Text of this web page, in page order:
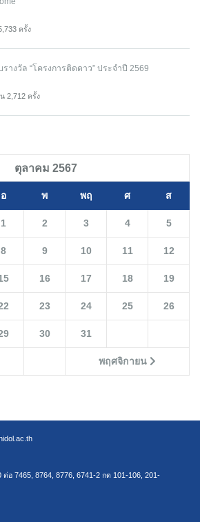
ครั้ง
างวัล “โครงการติดดาว” ประจำปี 2569
2,712 ครั้ง
ตุลาคม 2567
อ พ พฤ ศ ส
พฤศจิกายน
1 2 3 4 5
8 9 10 11 12
16 17 18 19
23 24 25 26
30 31
ต่อ 7465, 8764, 8776, 6741-2 กด 101-106, 201-